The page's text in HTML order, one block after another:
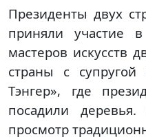
Президенты двух
приняли участие
мастеров искусств
страны с супругой
Тэнгер», где
посадили деревья.
просмотр